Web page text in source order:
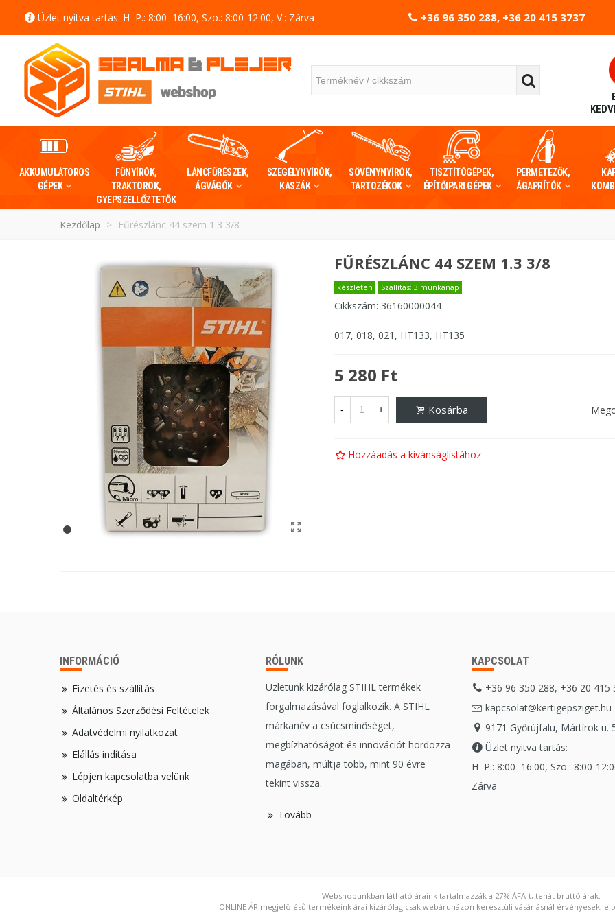
Üzlet nyitva tartás: H–P.: 8:00–16:00, Szo.: 8:00-12:00, V.: Zárva +36 96 350 288, +36 20 415 3737
AKKUMULÁTOROS
GÉPEK
FŰNYÍRÓK,
TRAKTOROK,
GYEPSZELLŐZTETŐK
LÁNCFŰRÉSZEK,
ÁGVÁGÓK
SZEGÉLYNYÍRÓK,
KASZÁK
SÖVÉNYNYÍRÓK,
TARTOZÉKOK
TISZTÍTÓGÉPEK,
ÉPÍTŐIPARI GÉPEK
PERMETEZŐK,
ÁGAPRÍTÓK
Kezdőlap > Fűrészlánc 44 szem 1.3 3/8
FŰRÉSZLÁNC 44 SZEM 1.3 3/8
készleten Szállítás: 3 munkanap
Cikkszám: 36160000044
017, 018, 021, HT133, HT135
5 280 Ft
- + Kosárba
Hozzáadás a kívánságlistához
INFORMÁCIÓ
Fizetés és szállítás
Általános Szerződési Feltételek
Adatvédelmi nyilatkozat
Elállás indítása
Lépjen kapcsolatba velünk
Oldaltérkép
RÓLUNK
Üzletünk kizárólag STIHL termékek
forgalmazásával foglalkozik. A STIHL
márkanév a csúcsminőséget,
megbízhatóságot és innovációt hordozza
magában, múltja több, mint 90 évre
tekint vissza.
Tovább
KAPCSOLAT
+36 96 350 288, +36 20 415
kapcsolat@kertigepsziget.hu
9171 Győrújfalu, Mártírok u.
Üzlet nyitva tartás:
H–P.: 8:00–16:00, Szo.: 8:00-
Zárva
Webshopunkban látható áraink tartalmazzák a 27% ÁFA-t, tehát bruttó árak.
ONLINE ÁR megjelölésű termékeink árai kizárólag csak webáruházon keresztüli vásárlásnál érvényesek,